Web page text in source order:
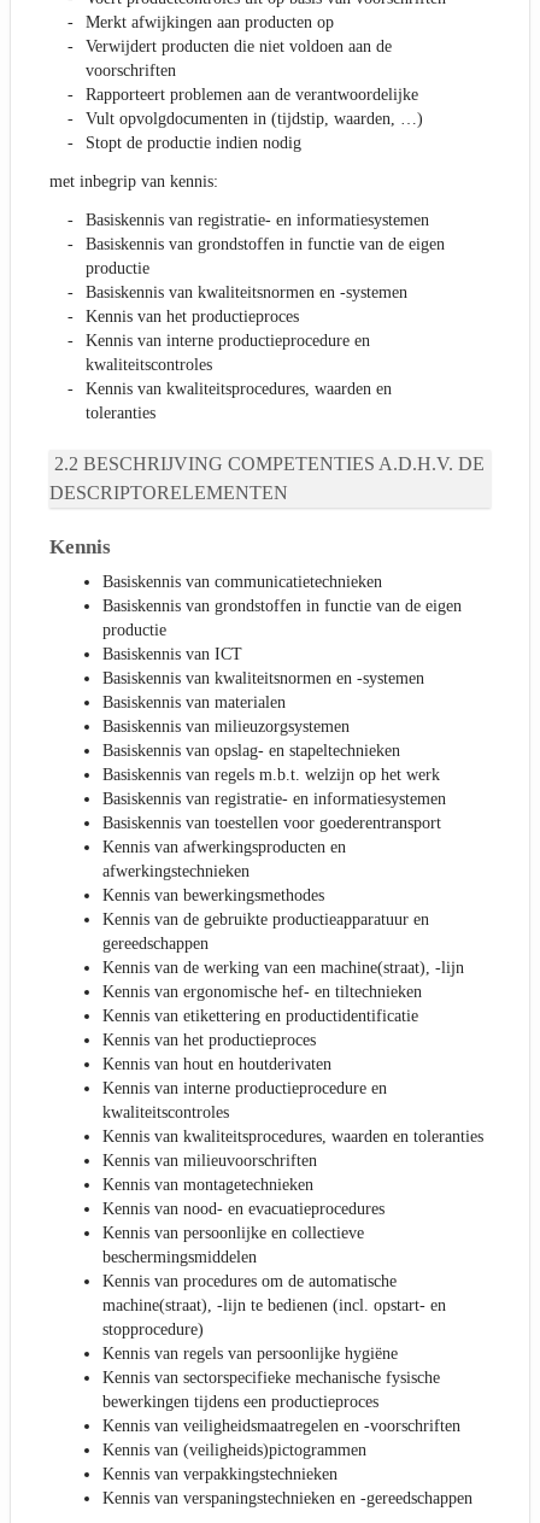
Merkt afwijkingen aan producten op
Verwijdert producten die niet voldoen aan de
voorschriften
Rapporteert problemen aan de verantwoordelijke
Vult opvolgdocumenten in (tijdstip, waarden, …)
Stopt de productie indien nodig
met inbegrip van kennis:
Basiskennis van registratie- en informatiesystemen
Basiskennis van grondstoffen in functie van de eigen
productie
Basiskennis van kwaliteitsnormen en -systemen
Kennis van het productieproces
Kennis van interne productieprocedure en
kwaliteitscontroles
Kennis van kwaliteitsprocedures, waarden en
toleranties
BESCHRIJVING COMPETENTIES A.D.H.V. DE
DESCRIPTORELEMENTEN
Kennis
Basiskennis van communicatietechnieken
Basiskennis van grondstoffen in functie van de eigen
productie
Basiskennis van ICT
Basiskennis van kwaliteitsnormen en -systemen
Basiskennis van materialen
Basiskennis van milieuzorgsystemen
Basiskennis van opslag- en stapeltechnieken
Basiskennis van regels m.b.t. welzijn op het werk
Basiskennis van registratie- en informatiesystemen
Basiskennis van toestellen voor goederentransport
Kennis van afwerkingsproducten en
afwerkingstechnieken
Kennis van bewerkingsmethodes
Kennis van de gebruikte productieapparatuur en
gereedschappen
Kennis van de werking van een machine(straat), -lijn
Kennis van ergonomische hef- en tiltechnieken
Kennis van etikettering en productidentificatie
Kennis van het productieproces
Kennis van hout en houtderivaten
Kennis van interne productieprocedure en
kwaliteitscontroles
Kennis van kwaliteitsprocedures, waarden en toleranties
Kennis van milieuvoorschriften
Kennis van montagetechnieken
Kennis van nood- en evacuatieprocedures
Kennis van persoonlijke en collectieve
beschermingsmiddelen
Kennis van procedures om de automatische
machine(straat), -lijn te bedienen (incl. opstart- en
stopprocedure)
Kennis van regels van persoonlijke hygiëne
Kennis van sectorspecifieke mechanische fysische
bewerkingen tijdens een productieproces
Kennis van veiligheidsmaatregelen en -voorschriften
Kennis van (veiligheids)pictogrammen
Kennis van verpakkingstechnieken
Kennis van verspaningstechnieken en -gereedschappen